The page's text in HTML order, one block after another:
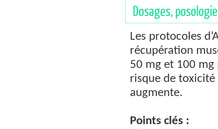
Dosages,
Les protocoles
récupération
50 mg et 100 mg
risque de
augmente.
Points clés :